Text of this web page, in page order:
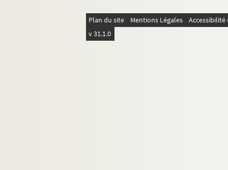
Plan du site Mentions Légales
v 31.1.0